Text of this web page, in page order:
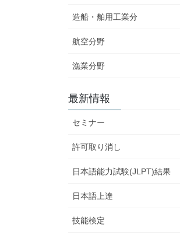
造船・舶用工業分
航空分野
漁業分野
最新情報
セミナー
許可取り消し
日本語能力試験(JLPT)結果
日本語上達
技能検定